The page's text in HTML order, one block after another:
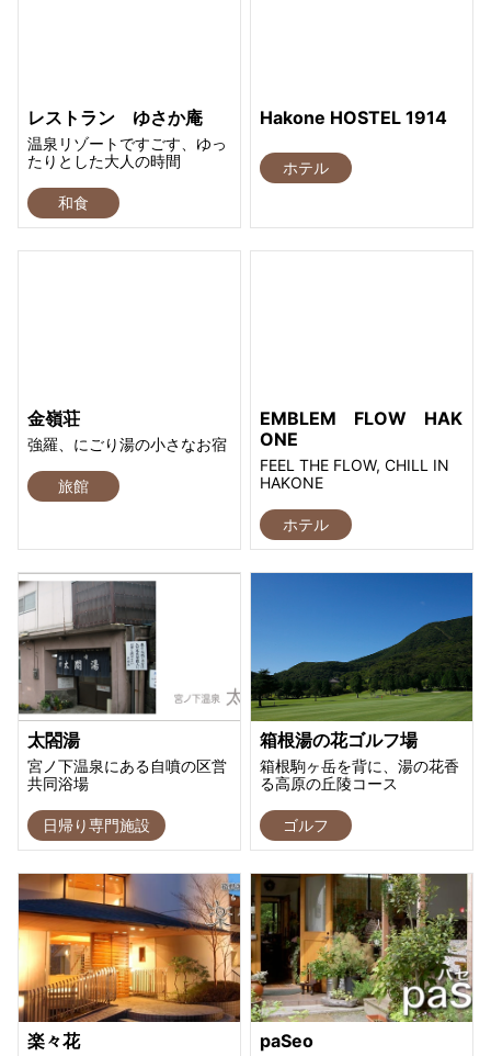
レストラン ゆさか庵
温泉リゾートですごす、ゆっ
たりとした大人の時間
和食
Hakone HOSTEL 1914
ホテル
金嶺荘
強羅、にごり湯の小さなお宿
旅館
EMBLEM FLOW HAK
ONE
FEEL THE FLOW, CHILL IN
HAKONE
ホテル
太閤湯
宮ノ下温泉にある自噴の区営
共同浴場
日帰り専門施設
箱根湯の花ゴルフ場
箱根駒ヶ岳を背に、湯の花香
る高原の丘陵コース
ゴルフ
楽々花 paSeo